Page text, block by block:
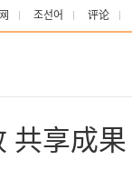
조선어 评论
共享成果